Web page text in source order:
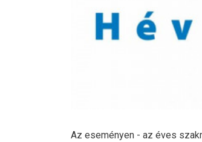
Az eseményen - az éves